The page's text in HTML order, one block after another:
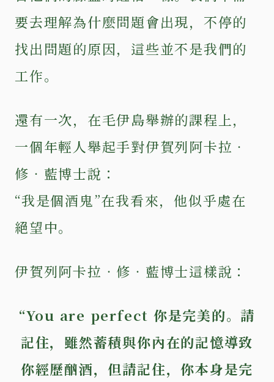
要去理解為什麼問題會出現，不停的
找出問題的原因，這些並不是我們的
工作。
還有一次，在毛伊島舉辦的課程上，
一個年輕人舉起手對伊賀列阿卡拉‧
修‧藍博士說：
“我是個酒鬼”在我看來，他似乎處在
絕望中。
伊賀列阿卡拉‧修‧藍博士這樣說：
“You are perfect 你是完美的。請
記住，雖然蓄積與你內在的記憶導致
你經歷酗酒，但請記住，你本身是完